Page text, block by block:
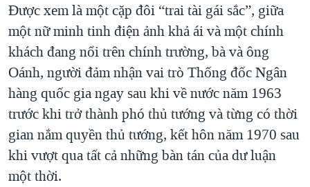
Được xem là một cặp đôi “trai tài gái sắc”, giữa
một nữ minh tinh điện ảnh khả ái và một chính
khách đang nổi trên chính trường, bà và ông
Oánh, người đảm nhận vai trò Thống đốc Ngân
hàng quốc gia ngay sau khi về nước năm 1963
trước khi trở thành phó thủ tướng và từng có thời
gian nắm quyền thủ tướng, kết hôn năm 1970 sau
khi vượt qua tất cả những bàn tán của dư luận
một thời.